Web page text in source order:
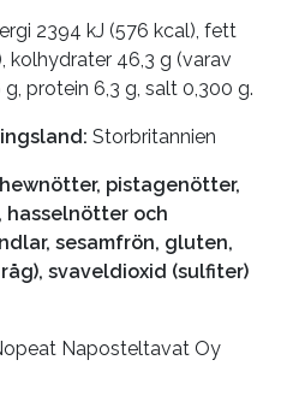
2394 kJ (576 kcal), fett
kolhydrater 46,3 g (varav
protein 6,3 g, salt 0,300 g.
Storbritannien
pistagenötter,
hasselnötter och
sesamfrön, gluten,
svaveldioxid (sulfiter)
Naposteltavat Oy